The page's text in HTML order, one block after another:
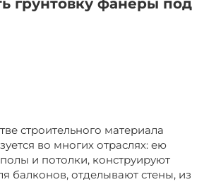
строительного материала
во многих отраслях: ею
и потолки, конструируют
балконов, отделывают стены, из